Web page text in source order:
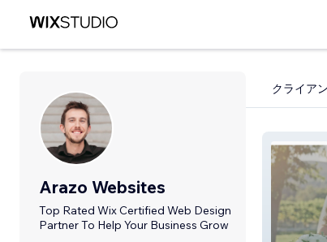
Arazo Websites
Top Rated Wix Certified Web Design
Partner To Help Your Business Grow
クライア